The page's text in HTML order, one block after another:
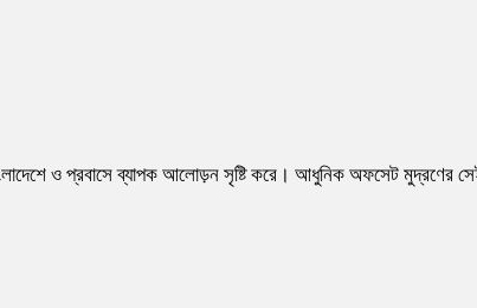
ও প্রবাসে ব্যাপক আলোড়ন সৃষ্টি করে। আধুনিক অফসেট মুদ্রণের